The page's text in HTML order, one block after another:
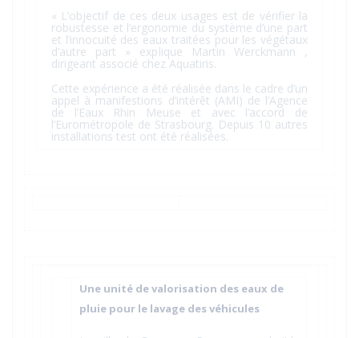
« L’objectif de ces deux usages est de vérifier la
robustesse et l’ergonomie du système d’une part
et l’innocuité des eaux traitées pour les végétaux
d’autre part » explique Martin Werckmann ,
dirigeant associé chez Aquatiris.
Cette expérience a été réalisée dans le cadre d’un
appel à manifestions d’intérêt (AMI) de l’Agence
de l’Eaux Rhin Meuse et avec l’accord de
l’Eurométropole de Strasbourg. Depuis 10 autres
installations test ont été réalisées.
Une unité de valorisation des eaux de
pluie pour le lavage des véhicules